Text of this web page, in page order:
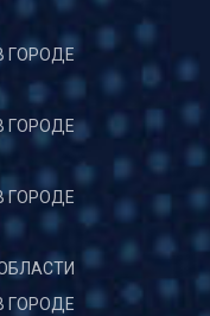
ГОРОДЕ
ГОРОДЕ
ГОРОДЕ
ГОРОДЕ